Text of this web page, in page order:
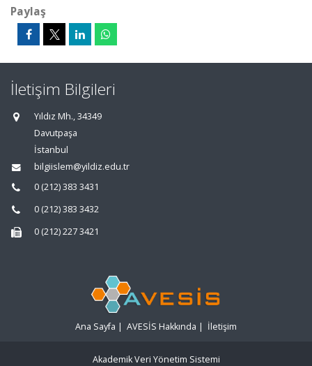
Paylaş
İletişim Bilgileri
Yıldız Mh., 34349
Davutpaşa
İstanbul
bilgiislem@yildiz.edu.tr
0 (212) 383 3431
0 (212) 383 3432
0 (212) 227 3421
Ana Sayfa | AVESİS Hakkında | İletişim
Akademik Veri Yönetim Sistemi